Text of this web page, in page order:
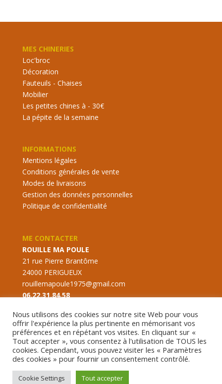
MES CHINERIES
Loc'broc
Décoration
Fauteuils - Chaises
Mobilier
Les petites chines à - 30€
La pépite de la semaine
INFORMATIONS
Mentions légales
Conditions générales de vente
Modes de livraisons
Gestion des données personnelles
Politique de confidentialité
ME CONTACTER
ROUILLE MA POULE
21 rue Pierre Brantôme
24000 PERIGUEUX
rouillemapoule1975@gmail.com
06.22.31.84.58
Nous utilisons des cookies sur notre site Web pour vous
offrir l'expérience la plus pertinente en mémorisant vos
préférences et en répétant vos visites. En cliquant sur «
Tout accepter », vous consentez à l'utilisation de TOUS les
cookies. Cependant, vous pouvez visiter les « Paramètres
des cookies » pour fournir un consentement contrôlé.
Cookie Settings Tout accepter